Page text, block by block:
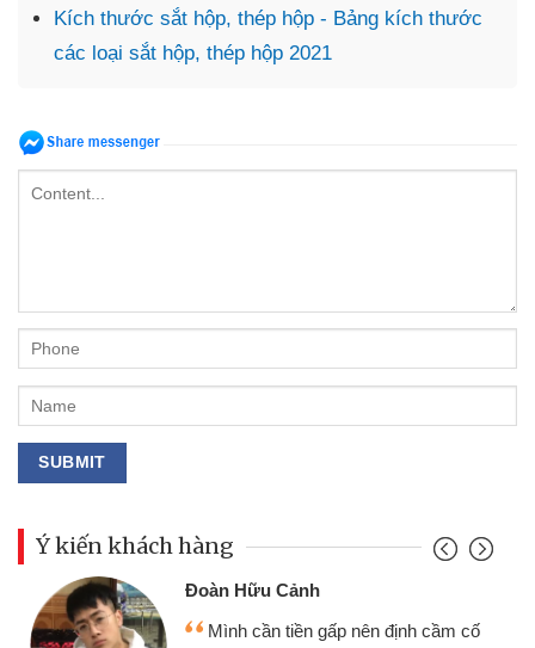
Kích thước sắt hộp, thép hộp - Bảng kích thước
các loại sắt hộp, thép hộp 2021
Ý kiến khách hàng
Đoàn Hữu Cảnh
Mình cần tiền gấp nên định cầm cố